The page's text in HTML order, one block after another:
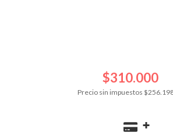
$310.000
Precio sin impuestos